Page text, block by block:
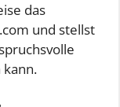
das
und stellst